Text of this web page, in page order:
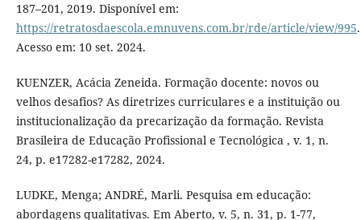
187–201, 2019. Disponível em:
https://retratosdaescola.emnuvens.com.br/rde/article/view/995.
Acesso em: 10 set. 2024.
KUENZER, Acácia Zeneida. Formação docente: novos ou
velhos desafios? As diretrizes curriculares e a instituição ou
institucionalização da precarização da formação. Revista
Brasileira de Educação Profissional e Tecnológica , v. 1, n.
24, p. e17282-e17282, 2024.
LUDKE, Menga; ANDRÉ, Marli. Pesquisa em educação:
abordagens qualitativas. Em Aberto, v. 5, n. 31, p. 1-77,